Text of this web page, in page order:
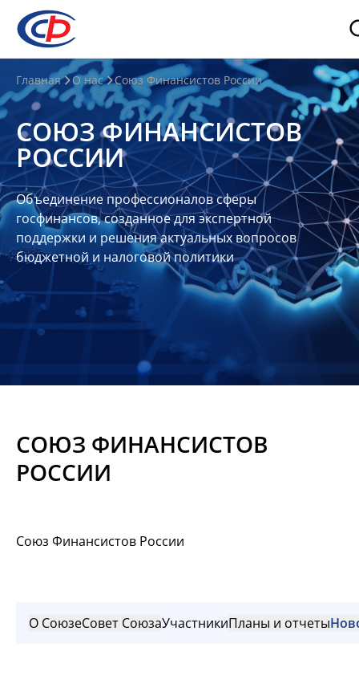
О
нас
О
СФР
Совет
Союза
Участники
Планы
отчеты
Контакты
Материалы
Главная О нас Союз Финансистов России
СОЮЗ ФИНАНСИСТОВ
РОССИИ
Объединение профессионалов сферы
госфинансов, созданное для экспертной
поддержки и решения актуальных вопросов
бюджетной и налоговой политики
СОЮЗ ФИНАНСИСТОВ
РОССИИ
Союз Финансистов России
О СоюзеСовет СоюзаУчастникиПланы и отчеты